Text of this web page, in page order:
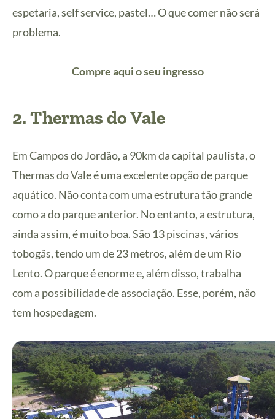
espetaria, self service, pastel… O que comer não será
problema.
Compre aqui o seu ingresso
2. Thermas do Vale
Em Campos do Jordão, a 90km da capital paulista, o
Thermas do Vale é uma excelente opção de parque
aquático. Não conta com uma estrutura tão grande
como a do parque anterior. No entanto, a estrutura,
ainda assim, é muito boa. São 13 piscinas, vários
tobogãs, tendo um de 23 metros, além de um Rio
Lento. O parque é enorme e, além disso, trabalha
com a possibilidade de associação. Esse, porém, não
tem hospedagem.